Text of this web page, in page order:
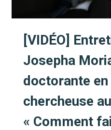
[VIDÉO]
Josepha
doctorante
chercheuse
« Comment